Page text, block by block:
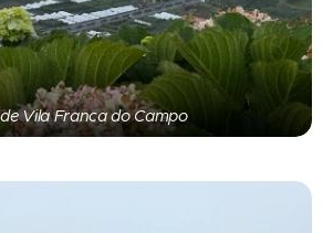
Vila Franca do Campo